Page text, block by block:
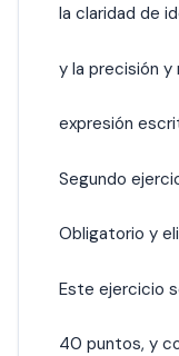
la claridad de
y la precisión y
expresión
Segundo
Obligatorio y
Este ejercicio
40 puntos, y